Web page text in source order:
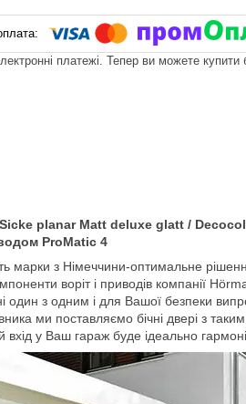
платежі. Тепер ви можете
planar Matt deluxe glatt /
ProMatic 4
марки з Німеччини-оптимальне
воріт і приводів компанії
один з одним і для Вашої безпеки
ми поставляємо бічні двері з
у Ваш гараж буде ідеально